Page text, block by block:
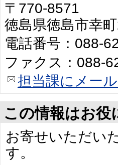
〒770-8571
徳島県徳島市幸
電話番号：088-
ファクス：088-
担当課にメー
この情報はお役
お寄せいただい
す。